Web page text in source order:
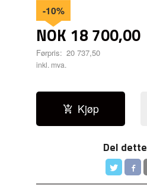
NOK 18 700,00
Førpris: 20 737,50
Rabatt
-10%
inkl. mva.
Kjøp
Del dette